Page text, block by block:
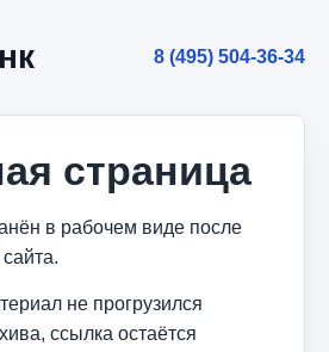
8 (495) 504-36-34
страница
в рабочем виде после
не прогрузился
ссылка остаётся